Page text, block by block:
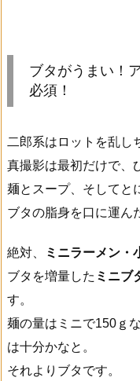
ブタがうまい！
必須！
二郎系はロットを乱し
真撮影は最初だけで、
麺とスープ、そしてと
ブタの脂身を口に運ん
絶対、 ミニラーメン・
ブタを増量した ミニブ
す。
麺の量はミニで150ｇ
は十分かなと。
それよりブタです。